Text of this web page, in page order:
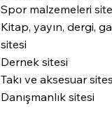
Spor malzemeleri
Kitap, yayın, dergi,
sitesi
Dernek sitesi
Takı ve aksesuar
Danışmanlık sitesi